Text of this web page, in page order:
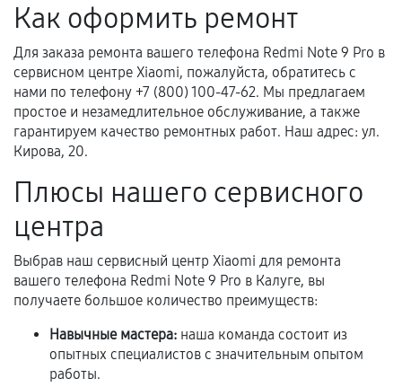
перегрев, коррозия.
Самостоятельный ремонт или вмешательство
третьих лиц.
Естественный износ деталей, если иное не
предусмотрено отдельно.
Обращение после окончания гарантийного
Программные сбои, если это не указано в
отдельных условиях.
Если комплектующие куплены
самостоятельно
Гарантия на выполненные работы может
Как оформить ремонт
Для заказа ремонта вашего телефона Redmi Note 9 Pro в
сервисном центре Xiaomi, пожалуйста, обратитесь с
нами по телефону +7 (800) 100-47-62. Мы предлагаем
простое и незамедлительное обслуживание, а также
гарантируем качество ремонтных работ. Наш адрес: ул.
Кирова, 20.
Плюсы нашего сервисного
центра
Выбрав наш сервисный центр Xiaomi для ремонта
вашего телефона Redmi Note 9 Pro в Калуге, вы
получаете большое количество преимуществ:
Навычные мастера: наша команда состоит из
опытных специалистов с значительным опытом
работы.